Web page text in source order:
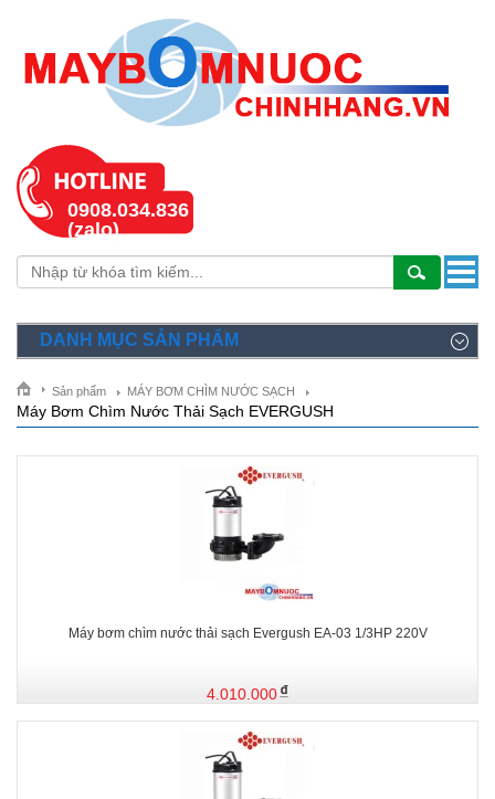
0908.034.836
(zalo)
DANH MỤC SẢN PHẨM
Sản phẩm MÁY BƠM CHÌM NƯỚC SẠCH
Máy Bơm Chìm Nước Thải Sạch EVERGUSH
Máy bơm chìm nước thải sạch Evergush EA-03 1/3HP 220V
4.010.000